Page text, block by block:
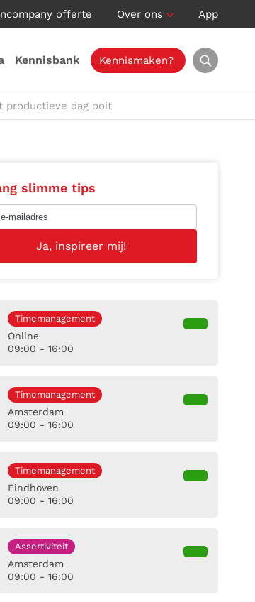
offerte Over ons App
Kennisbank Kennismaken?
productieve dag ooit
slimme tips
Timemanagement
Online
09:00 - 16:00
Timemanagement
Amsterdam
09:00 - 16:00
Timemanagement
Eindhoven
09:00 - 16:00
Assertiviteit
Amsterdam
09:00 - 16:00